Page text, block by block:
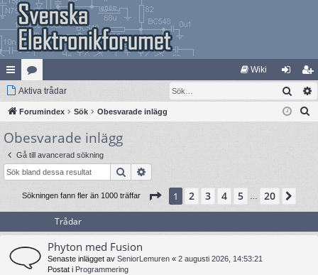
na
bb
lä
nk
ar
at
eg
ori
er
Wiki
og
ga
li
m
Aktiva trådar Sök
Forumindex Sök Obesvarade inlägg
Obesvarade inlägg
Gå till avancerad sökning
Sök
Sökningen fann fler än 1000 träffar Sida 1av20
1 2 3 4 5 20
Trådar
Phyton med Fusion
Senaste inlägget av SeniorLemuren « 2 augusti 2026, 14:53:21
Postat i Programmering